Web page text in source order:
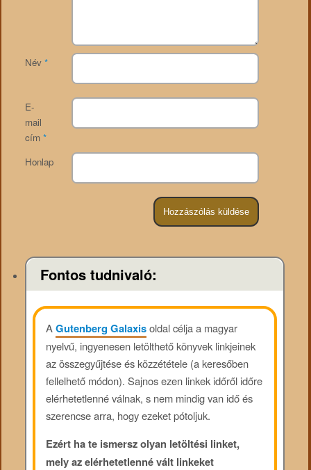
Név *
E-
mail
cím *
Honlap
Fontos tudnivaló:
AGutenberg Galaxisoldal célja a magyar
nyelvű, ingyenesen letölthető könyvek linkjeinek
az összegyűjtése és közzététele (a keresőben
fellelhető módon). Sajnos ezen linkek időről időre
elérhetetlenné válnak, s nem mindig van idő és
szerencse arra, hogy ezeket pótoljuk.
Ezért ha te ismersz olyan letöltési linket,
mely az elérhetetlenné vált linkeket